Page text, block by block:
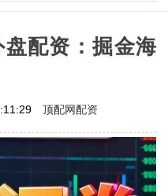
配资：掘金海
顶配网配资